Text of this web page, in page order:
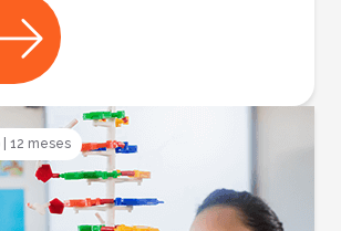
|12 meses